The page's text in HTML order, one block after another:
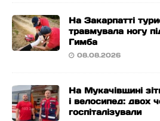
На Закарпатті
травмувала ногу
Гимба
08.08.2026
На Мукачівщині
і велосипед: двох
госпіталізували